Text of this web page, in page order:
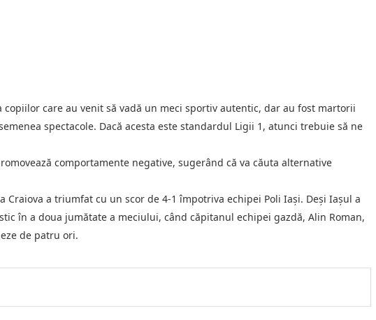
care au venit să vadă un meci sportiv autentic, dar au fost martorii
spectacole. Dacă acesta este standardul Ligii 1, atunci trebuie să ne
comportamente negative, sugerând că va căuta alternative
a triumfat cu un scor de 4-1 împotriva echipei Poli Iași. Deși Iașul a
în a doua jumătate a meciului, când căpitanul echipei gazdă, Alin Roman,
de patru ori.